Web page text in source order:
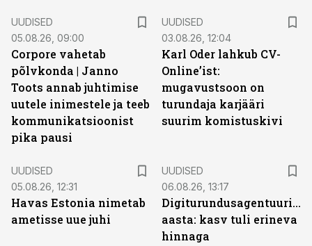
UUDISED
05.08.26, 09:00
Corpore vahetab
põlvkonda | Janno
Toots annab juhtimise
uutele inimestele ja teeb
kommunikatsioonist
pika pausi
UUDISED
03.08.26, 12:04
Karl Oder lahkub CV-
Online’ist:
mugavustsoon on
turundaja karjääri
suurim komistuskivi
UUDISED
05.08.26, 12:31
Havas Estonia nimetab
ametisse uue juhi
UUDISED
06.08.26, 13:17
Digiturundusagentuuride
aasta: kasv tuli erineva
hinnaga